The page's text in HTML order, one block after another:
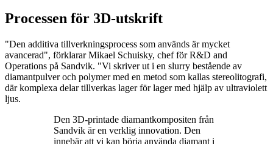
Processen för 3D-utskrift
"Den additiva tillverkningsprocess som används är mycket
avancerad", förklarar Mikael Schuisky, chef för R&D and
Operations på Sandvik. "Vi skriver ut i en slurry bestående av
diamantpulver och polymer med en metod som kallas stereolitografi,
där komplexa delar tillverkas lager för lager med hjälp av ultraviolett
ljus.
Den 3D-printade diamantkompositen från
Sandvik är en verklig innovation. Den
innebär att vi kan börja använda diamant i